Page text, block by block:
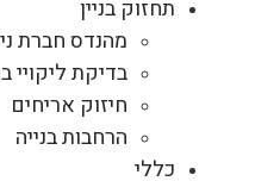
תחזוק בניין
מהנדס חברת
בדיקת ליקויי
חיזוק אריחים
הרחבות בנייה
כללי